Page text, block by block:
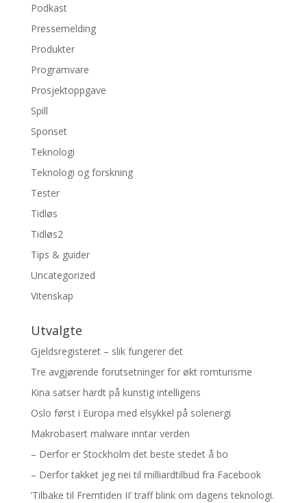
Podkast
Pressemelding
Produkter
Programvare
Prosjektoppgave
Spill
Sponset
Teknologi
Teknologi og forskning
Tester
Tidløs
Tidløs2
Tips & guider
Uncategorized
Vitenskap
Utvalgte
Gjeldsregisteret – slik fungerer det
Tre avgjørende forutsetninger for økt romturisme
Kina satser hardt på kunstig intelligens
Oslo først i Europa med elsykkel på solenergi
Makrobasert malware inntar verden
– Derfor er Stockholm det beste stedet å bo
– Derfor takket jeg nei til milliardtilbud fra Facebook
’Tilbake til Fremtiden II’ traff blink om dagens teknologi.